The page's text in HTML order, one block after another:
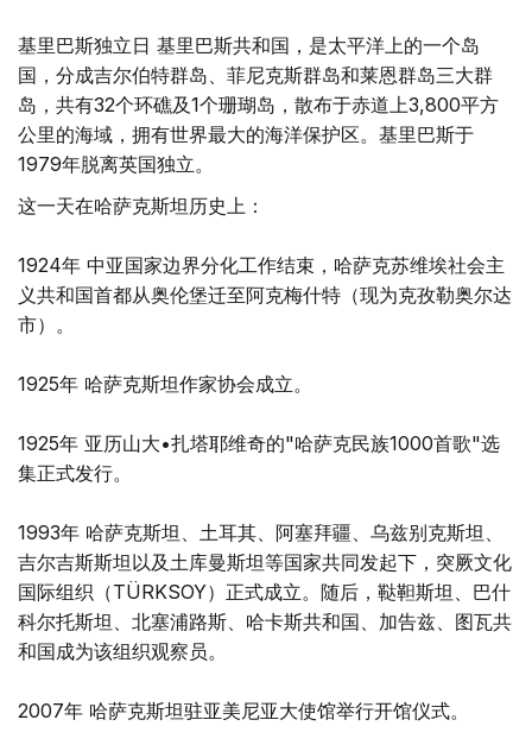
基里巴斯独立日 基里巴斯共和国，是太平洋上的一个岛
国，分成吉尔伯特群岛、菲尼克斯群岛和莱恩群岛三大群
岛，共有32个环礁及1个珊瑚岛，散布于赤道上3,800平方
公里的海域，拥有世界最大的海洋保护区。基里巴斯于
1979年脱离英国独立。
这一天在哈萨克斯坦历史上：
1924年 中亚国家边界分化工作结束，哈萨克苏维埃社会主
义共和国首都从奥伦堡迁至阿克梅什特（现为克孜勒奥尔达
市）。
1925年 哈萨克斯坦作家协会成立。
1925年 亚历山大•扎塔耶维奇的"哈萨克民族1000首歌"选
集正式发行。
1993年 哈萨克斯坦、土耳其、阿塞拜疆、乌兹别克斯坦、
吉尔吉斯斯坦以及土库曼斯坦等国家共同发起下，突厥文化
国际组织（TÜRKSOY）正式成立。随后，鞑靼斯坦、巴什
科尔托斯坦、北塞浦路斯、哈卡斯共和国、加告兹、图瓦共
和国成为该组织观察员。
2007年 哈萨克斯坦驻亚美尼亚大使馆举行开馆仪式。